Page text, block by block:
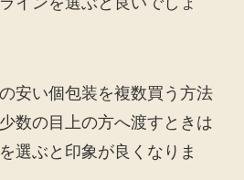
安い個包装を複数買う方法
数の目上の方へ渡すときは
選ぶと印象が良くなりま